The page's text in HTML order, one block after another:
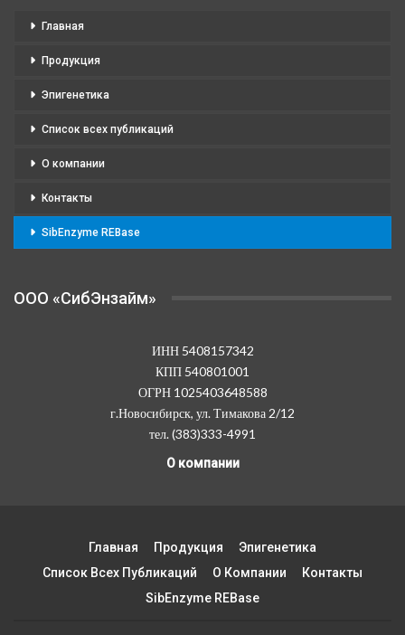
Главная
Продукция
Эпигенетика
Список всех публикаций
О компании
Контакты
SibEnzyme REBase
OOO «СибЭнзайм»
ИНН 5408157342
КПП 540801001
ОГРН 1025403648588
г.Новосибирск, ул. Тимакова 2/12
тел. (383)333-4991
О компании
Главная Продукция
Эпигенетика
Список Всех Публикаций
О Компании
Контакты
SibEnzyme REBase